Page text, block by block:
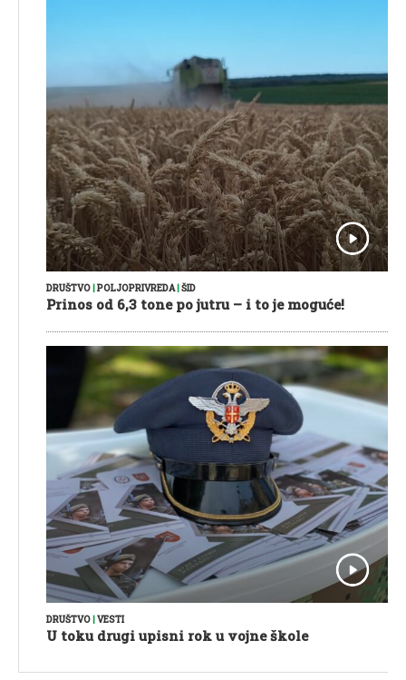
DRUŠTVO|POLJOPRIVREDA|ŠID
Prinos od 6,3 tone po jutru – i to je moguće!
DRUŠTVO VESTI
U toku drugi upisni rok u vojne škole